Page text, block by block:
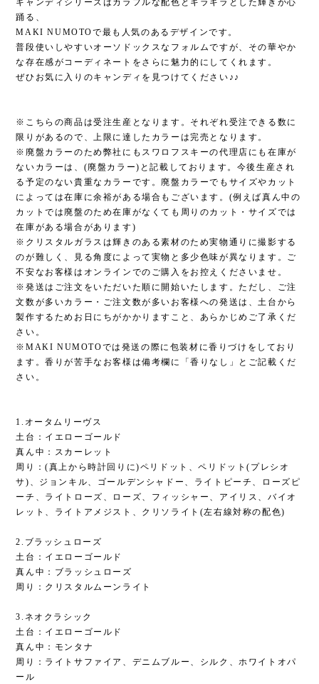
踊る、
MAKI NUMOTOで最も人気のあるデザインです。
普段使いしやすいオーソドックスなフォルムですが、その華やか
な存在感がコーディネートをさらに魅力的にしてくれます。
ぜひお気に入りのキャンディを見つけてください♪♪
※こちらの商品は受注生産となります。それぞれ受注できる数に
限りがあるので、上限に達したカラーは完売となります。
※廃盤カラーのため弊社にもスワロフスキーの代理店にも在庫が
ないカラーは、(廃盤カラー)と記載しております。今後生産され
る予定のない貴重なカラーです。廃盤カラーでもサイズやカット
によっては在庫に余裕がある場合もございます。(例えば真ん中の
カットでは廃盤のため在庫がなくても周りのカット・サイズでは
在庫がある場合があります)
※クリスタルガラスは輝きのある素材のため実物通りに撮影する
のが難しく、見る角度によって実物と多少色味が異なります。ご
不安なお客様はオンラインでのご購入をお控えくださいませ。
※発送はご注文をいただいた順に開始いたします。ただし、ご注
文数が多いカラー・ご注文数が多いお客様への発送は、土台から
製作するためお日にちがかかりますこと、あらかじめご了承くだ
さい。
※MAKI NUMOTOでは発送の際に包装材に香りづけをしており
ます。香りが苦手なお客様は備考欄に「香りなし」とご記載くだ
さい。
1.オータムリーヴス
土台：イエローゴールド
真ん中：スカーレット
周り：(真上から時計回りに)ペリドット、ペリドット(プレシオ
サ)、ジョンキル、ゴールデンシャドー、ライトピーチ、ローズピ
ーチ、ライトローズ、ローズ、フィッシャー、アイリス、バイオ
レット、ライトアメジスト、クリソライト(左右線対称の配色)
2.ブラッシュローズ
土台：イエローゴールド
真ん中：ブラッシュローズ
周り：クリスタルムーンライト
3.ネオクラシック
土台：イエローゴールド
真ん中：モンタナ
周り：ライトサファイア、デニムブルー、シルク、ホワイトオパ
ール